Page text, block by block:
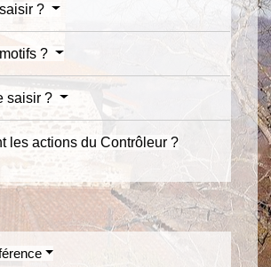
?
?
saisir ?
les actions du Contrôleur ?